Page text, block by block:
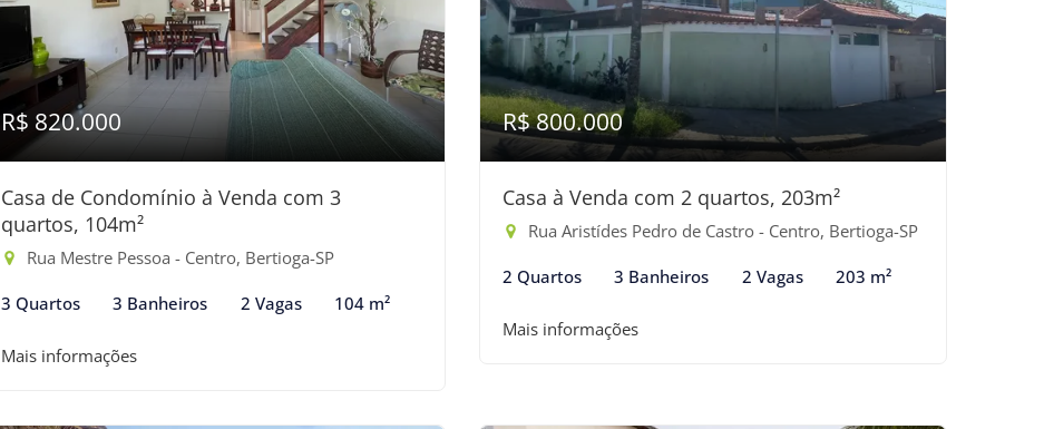
R$ 820.000
Casa de Condomínio à Venda com 3
quartos, 104m²
Rua Mestre Pessoa - Centro, Bertioga-SP
3 Quartos 3 Banheiros 2 Vagas 104 m²
Mais informações
R$ 800.000
Casa à Venda com 2 quartos, 203m²
Rua Aristídes Pedro de Castro - Centro, Bertioga-SP
2 Quartos 3 Banheiros 2 Vagas 203 m²
Mais informações